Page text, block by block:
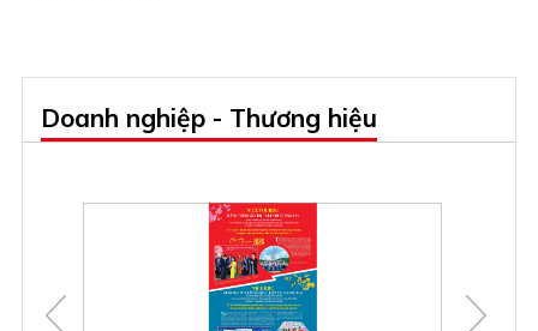
Doanh nghiệp - Thương hiệu